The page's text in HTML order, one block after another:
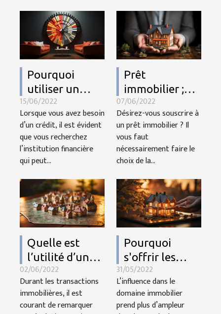
Pourquoi
utiliser un
comparateur
de crédit ?
15/06/2022
Lorsque vous avez besoin
d’un crédit, il est évident
que vous recherchez
l’institution financière
qui peut...
Prêt
immobilier ;
comment le
choisir ?
07/06/2022
Désirez-vous souscrire à
un prêt immobilier ? Il
vous faut
nécessairement faire le
choix de la...
Quelle est
l’utilité d’une
carte des prix
immobilier ?
02/06/2022
Durant les transactions
immobilières, il est
courant de remarquer
Pourquoi
s'offrir les
services d’une
agence
immobilière?
31/05/2022
L’influence dans le
domaine immobilier
prend plus d’ampleur